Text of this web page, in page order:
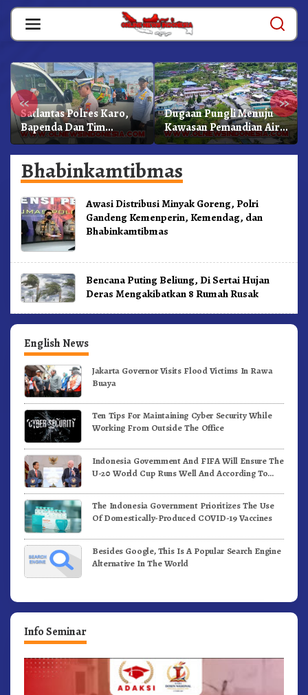
Skip
content
« »
Satlantas Polres Karo,
Bapenda Dan Tim
Lainnya Gelar Oprasi
Sadar Pajak Kenderaan
Dugaan Pungli Menuju
Kawasan Pemandian Air
Panas Semangat Gunung
– Doulu Foto Dan
Videokan!
Bhabinkamtibmas
Awasi Distribusi Minyak Goreng, Polri
Gandeng Kemenperin, Kemendag, dan
Bhabinkamtibmas
Bencana Puting Beliung, Di Sertai Hujan
Deras Mengakibatkan 8 Rumah Rusak
English News
Jakarta Governor Visits Flood Victims In Rawa
Buaya
Ten Tips For Maintaining Cyber Security While
Working From Outside The Office
Indonesia Government And FIFA Will Ensure The
U-20 World Cup Runs Well And According To
The Indonesia Government Prioritizes The Use
Of Domestically-Produced COVID-19 Vaccines
Besides Google, This Is A Popular Search Engine
Alternative In The World
Info Seminar